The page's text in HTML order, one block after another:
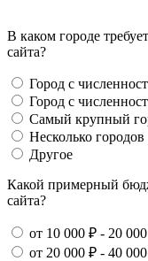
В каком городе
сайта?
Город с
Город с
Самый крупный
Несколько
Другое
Какой примерный
сайта?
от 10 000 ₽ - 20
от 20 000 ₽ - 40